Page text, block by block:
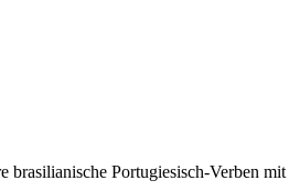
Portugiesisch-Verben